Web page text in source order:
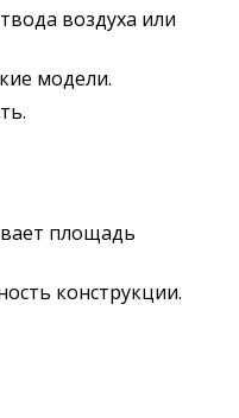
воздуха или
модели.
площадь
конструкции.